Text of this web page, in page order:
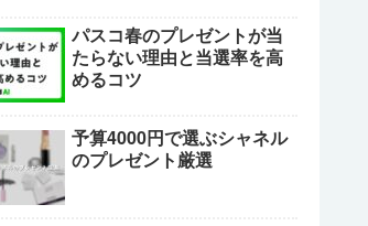
パスコ春のプレゼントが当
たらない理由と当選率を高
めるコツ
予算4000円で選ぶシャネル
のプレゼント厳選